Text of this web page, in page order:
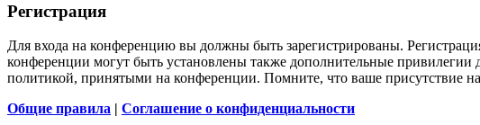
Регистрация
Для входа на конференцию вы должны быть зарегистрированы.
конференции могут быть установлены также дополнительные привилегии
политикой, принятыми на конференции. Помните, что ваше присутствие
Общие правила | Соглашение о конфиденциальности